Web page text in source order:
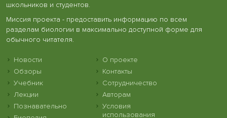
школьников и студентов.
Миссия проекта - предоставить информацию по всем
разделам биологии в максимально доступной форме для
обычного читателя.
Новости
Обзоры
Учебник
Лекции
Познавательно
О проекте
Контакты
Сотрудничество
Авторам
Условия
использования